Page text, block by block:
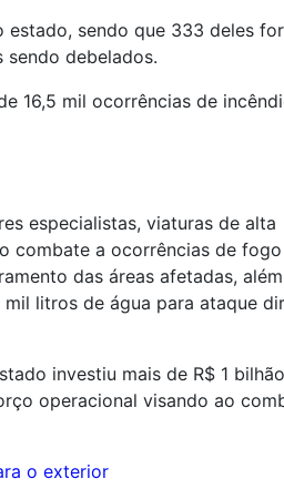
sendo que 333 deles
debelados.
16,5 mil ocorrências de
especialistas, viaturas de alta
combate a ocorrências de fogo
das áreas afetadas,
litros de água para ataque
investiu mais de R$ 1
operacional visando ao
o exterior